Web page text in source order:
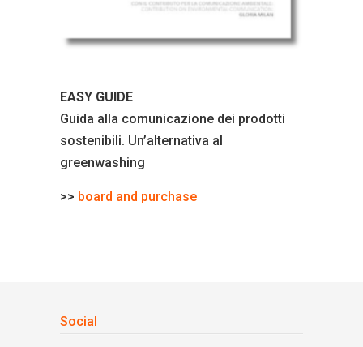
EASY GUIDE
Guida alla comunicazione dei prodotti
sostenibili. Un’alternativa al
greenwashing
>> board and purchase
Social